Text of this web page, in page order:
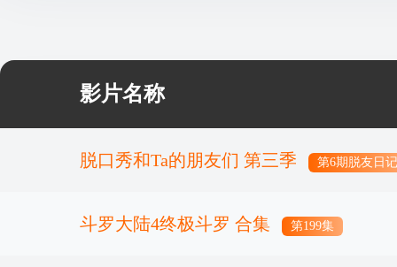
影片名称
脱口秀和Ta的朋友们 第三季 第6期脱友日记
斗罗大陆4终极斗罗 合集 第199集